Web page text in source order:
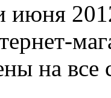
июня
на все